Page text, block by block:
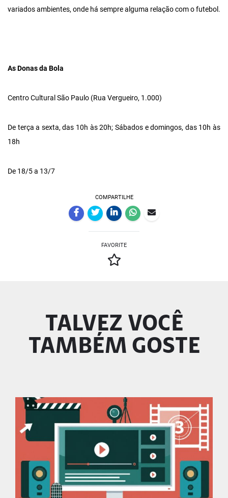
variados ambientes, onde há sempre alguma relação com o futebol.
As Donas da Bola
Centro Cultural São Paulo (Rua Vergueiro, 1.000)
De terça a sexta, das 10h às 20h; Sábados e domingos, das 10h às
18h
De 18/5 a 13/7
COMPARTILHE
FAVORITE
TALVEZ VOCÊ
TAMBÉM GOSTE